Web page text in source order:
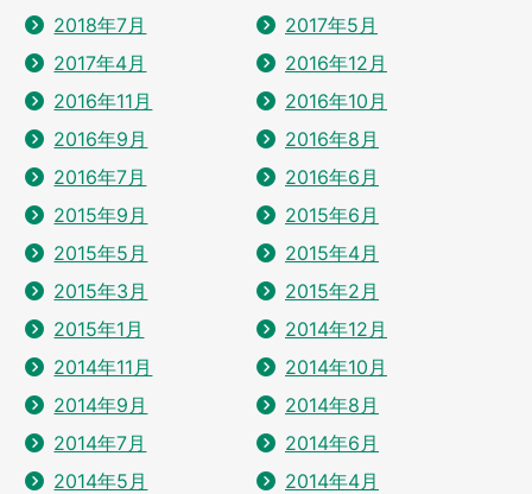
2018年7月
2017年5月
2017年4月
2016年12月
2016年11月
2016年10月
2016年9月
2016年8月
2016年7月
2016年6月
2015年9月
2015年6月
2015年5月
2015年4月
2015年3月
2015年2月
2015年1月
2014年12月
2014年11月
2014年10月
2014年9月
2014年8月
2014年7月
2014年6月
2014年5月
2014年4月